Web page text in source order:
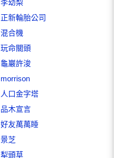
李幼梨
正新輪胎公司
混合機
玩命關頭
龜巖許浚
morrison
人口金字塔
品木宣言
好友萬萬睡
景芝
犁頭草